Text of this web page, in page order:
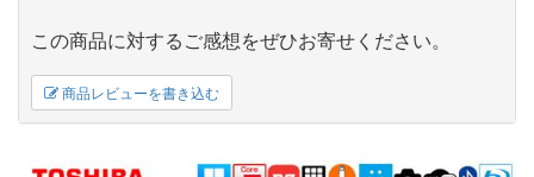
この商品に対するご感想をぜひお寄せください。
商品レビューを書き込む